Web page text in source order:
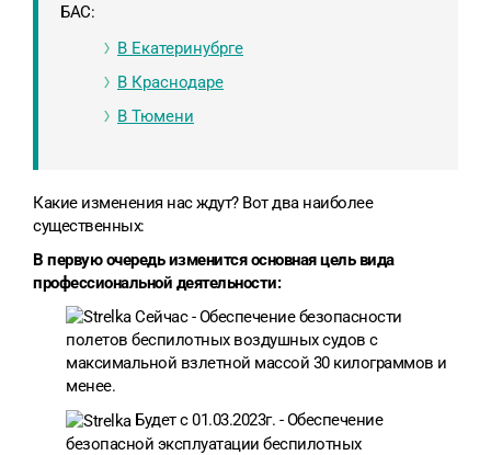
БАС:
В Екатеринубрге
В Краснодаре
В Тюмени
Какие изменения нас ждут? Вот два наиболее
существенных:
В первую очередь изменится основная цель вида
профессиональной деятельности:
Сейчас - Обеспечение безопасности
полетов беспилотных воздушных судов с
максимальной взлетной массой 30 килограммов и
менее.
Будет с 01.03.2023г. - Обеспечение
безопасной эксплуатации беспилотных